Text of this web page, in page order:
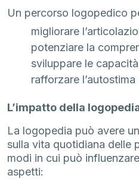
Un percorso logopedico
migliorare
potenziare la
sviluppare le
rafforzare
L’impatto della
La logopedia può avere
sulla vita quotidiana delle
modi in cui può
aspetti: